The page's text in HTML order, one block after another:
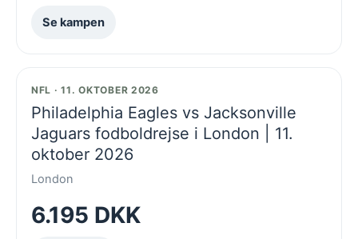
Se kampen
NFL · 11. OKTOBER 2026
Philadelphia Eagles vs Jacksonville
Jaguars fodboldrejse i London | 11.
oktober 2026
London
6.195 DKK